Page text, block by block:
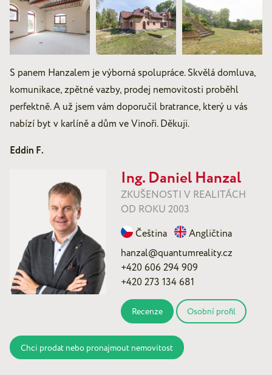
S panem Hanzalem je výborná spolupráce. Skvělá domluva,
komunikace, zpětné vazby, prodej nemovitosti proběhl
perfektně. A už jsem vám doporučil bratrance, který u vás
nabízí byt v karlíně a dům ve Vinoři. Děkuji.
Eddin F.
Ing. Daniel Hanzal
ZKUŠENOSTI V REALITÁCH
OD ROKU 2003
Čeština
Angličtina
hanzal@quantumreality.cz
+420 606 294 909
+420 273 134 681
Recenze Osobní profil
Chci prodat nebo pronajmout nemovitost